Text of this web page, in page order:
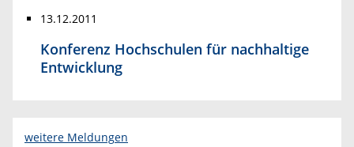
13.12.2011
Konferenz Hochschulen für nachhaltige
Entwicklung
weitere Meldungen